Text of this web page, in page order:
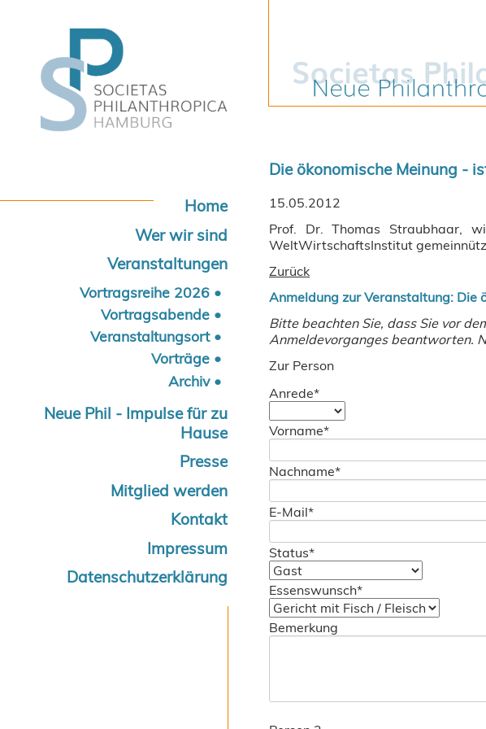
Die ökonomische Meinung -
15.05.2012
Prof. Dr. Thomas Straubhaar,
WeltWirtschaftsInstitut
Zurück
Anmeldung zur Veranstaltung: Die
Bitte beachten Sie, dass Sie vor
Anmeldevorganges beantworten.
Zur Person
Pflichtfeld
Anrede*
Pflichtfeld
Vorname*
Pflichtfeld
Nachname*
Pflichtfeld
E-Mail*
Pflichtfeld
Status*
Pflichtfeld
Essenswunsch*
Bemerkung
Navigation
überspringen
Home
Wer wir sind
Veranstaltungen
Vortragsreihe 2026
Vortragsabende
Veranstaltungsort
Vorträge
Archiv
Neue Phil - Impulse für zu
Hause
Presse
Mitglied werden
Kontakt
Impressum
Datenschutzerklärung